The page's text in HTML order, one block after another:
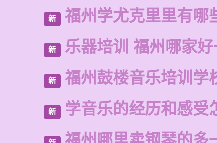
新 福州学尤克里里有哪
新 乐器培训 福州哪家
新 福州鼓楼音乐培训学
新 学音乐的经历和感受